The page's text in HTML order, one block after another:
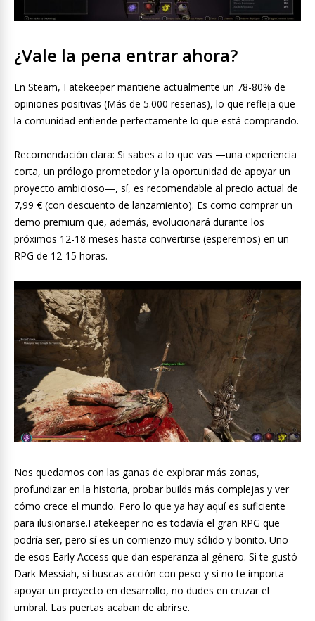
¿Vale la pena entrar ahora?
En Steam, Fatekeeper mantiene actualmente un 78-80% de
opiniones positivas (Más de 5.000 reseñas), lo que refleja que
la comunidad entiende perfectamente lo que está comprando.
Recomendación clara: Si sabes a lo que vas —una experiencia
corta, un prólogo prometedor y la oportunidad de apoyar un
proyecto ambicioso—, sí, es recomendable al precio actual de
7,99 € (con descuento de lanzamiento). Es como comprar un
demo premium que, además, evolucionará durante los
próximos 12-18 meses hasta convertirse (esperemos) en un
RPG de 12-15 horas.
Nos quedamos con las ganas de explorar más zonas,
profundizar en la historia, probar builds más complejas y ver
cómo crece el mundo. Pero lo que ya hay aquí es suficiente
para ilusionarse.Fatekeeper no es todavía el gran RPG que
podría ser, pero sí es un comienzo muy sólido y bonito. Uno
de esos Early Access que dan esperanza al género. Si te gustó
Dark Messiah, si buscas acción con peso y si no te importa
apoyar un proyecto en desarrollo, no dudes en cruzar el
umbral. Las puertas acaban de abrirse.